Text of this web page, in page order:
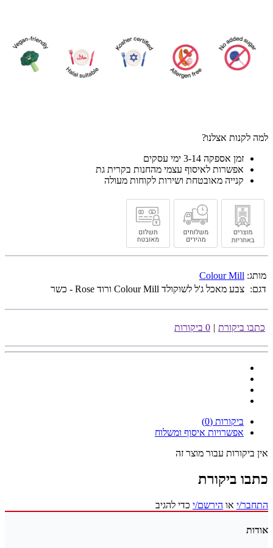
למה לקנות אצלנו?
זמן אספקה 3-14 ימי עסקים
אפשרות לאיסוף עצמי מהחנות בקרית גת
קנייה מאובטחת ושירות לקוחות מעולה
מותג: Colour Mill
דגם: צבע מאכל ג'ל לשוקולד Colour Mill ורוד Rose - כשר
כתבו ביקורת | 0 ביקורות
ביקורות (0)
אפשרויות איסוף ומשלוח
אין ביקורות עבור מוצר זה
כתבו ביקורת
התחבר/י או הירשם/י כדי להגיב
אודות